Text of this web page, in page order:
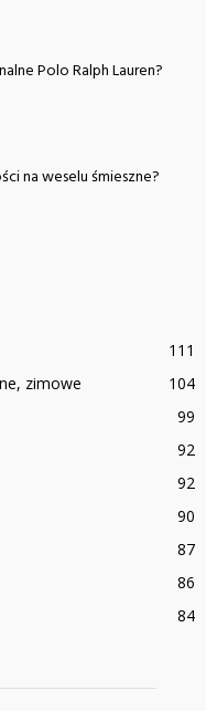
Polo Ralph Lauren?
na weselu śmieszne?
111
zimowe
104
99
92
92
90
87
86
84